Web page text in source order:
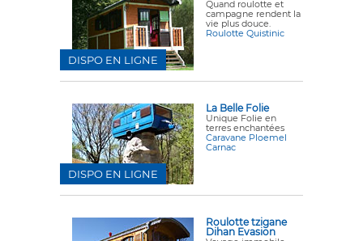
Quand roulotte et
campagne rendent la
vie plus douce.
Roulotte Quistinic
DISPO EN LIGNE
La Belle Folie
Unique Folie en
terres enchantées
Caravane Ploemel
Carnac
DISPO EN LIGNE
Roulotte tzigane
Dihan Evasion